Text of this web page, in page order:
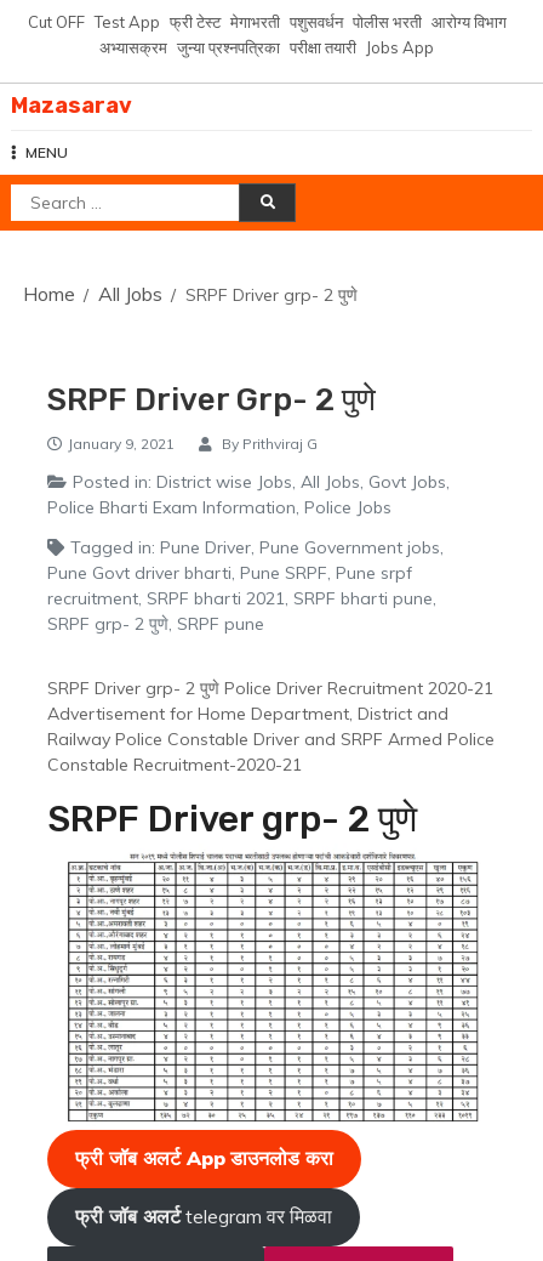
SkipCut OFF Test App फ्री टेस्ट मेगाभरती पशुसवर्धन पोलीस भरती आरोग्य विभाग
अभ्यासक्रम जुन्या प्रश्नपत्रिका परीक्षा तयारी Jobs App
Mazasarav
MENU
Search
for:
Home All Jobs SRPF Driver grp- 2 पुणे
SRPF Driver Grp- 2 पुणे
January 9, 2021 By Prithviraj G
Posted in: District wise Jobs, All Jobs, Govt Jobs,
Police Bharti Exam Information, Police Jobs
Tagged in: Pune Driver, Pune Government jobs,
Pune Govt driver bharti, Pune SRPF, Pune srpf
recruitment, SRPF bharti 2021, SRPF bharti pune,
SRPF grp- 2 पुणे, SRPF pune
SRPF Driver grp- 2 पुणे Police Driver Recruitment 2020-21
Advertisement for Home Department, District and
Railway Police Constable Driver and SRPF Armed Police
Constable Recruitment-2020-21
SRPF Driver grp- 2 पुणे
फ्री जॉब अलर्ट App डाउनलोड करा
फ्री जॉब अलर्टtelegram वर मिळवा